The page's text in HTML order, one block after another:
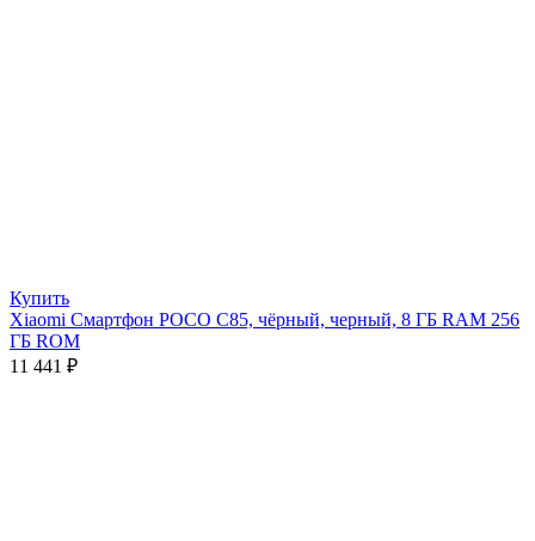
Купить
Xiaomi Смартфон POCO C85, чёрный, черный, 8 ГБ RAM 256
ГБ ROM
11 441 ₽